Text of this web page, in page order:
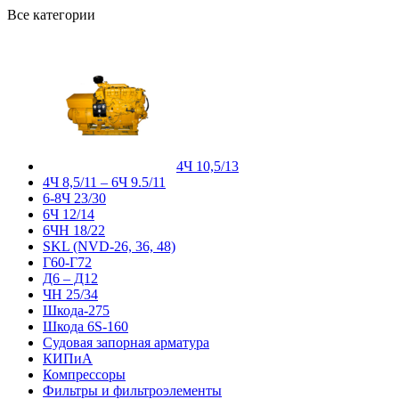
Все категории
4Ч 10,5/13
4Ч 8,5/11 – 6Ч 9.5/11
6-8Ч 23/30
6Ч 12/14
6ЧН 18/22
SKL (NVD-26, 36, 48)
Г60-Г72
Д6 – Д12
ЧН 25/34
Шкода-275
Шкода 6S-160
Судовая запорная арматура
КИПиА
Компрессоры
Фильтры и фильтроэлементы